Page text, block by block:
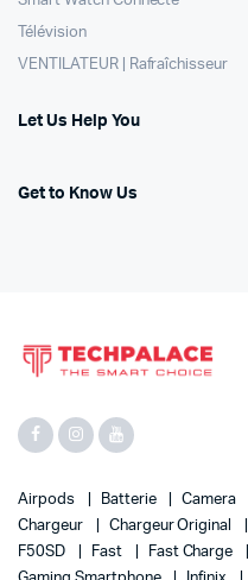
Télévision
VENTILATEUR | Rafraîchisseur
Let Us Help You
Get to Know Us
Airpods Batterie Camera
Chargeur
Chargeur Original
F50SD
Fast Fast Charge